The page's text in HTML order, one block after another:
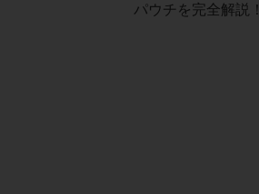
パウチを完全解説！